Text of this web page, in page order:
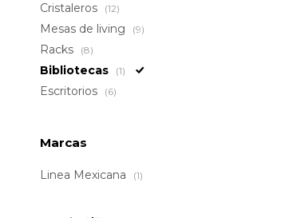
Cristaleros (12)
Mesas de living (9)
Racks (8)
Bibliotecas (1)
Escritorios (6)
Marcas
Linea Mexicana (1)